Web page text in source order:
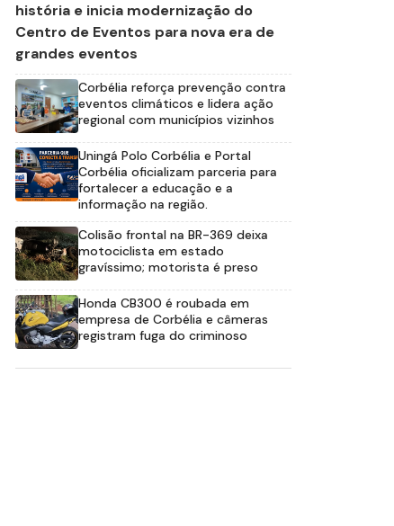
história e inicia modernização do
Centro de Eventos para nova era de
grandes eventos
Corbélia reforça prevenção contra
eventos climáticos e lidera ação
regional com municípios vizinhos
Uningá Polo Corbélia e Portal
Corbélia oficializam parceria para
fortalecer a educação e a
informação na região.
Colisão frontal na BR-369 deixa
motociclista em estado
gravíssimo; motorista é preso
Honda CB300 é roubada em
empresa de Corbélia e câmeras
registram fuga do criminoso